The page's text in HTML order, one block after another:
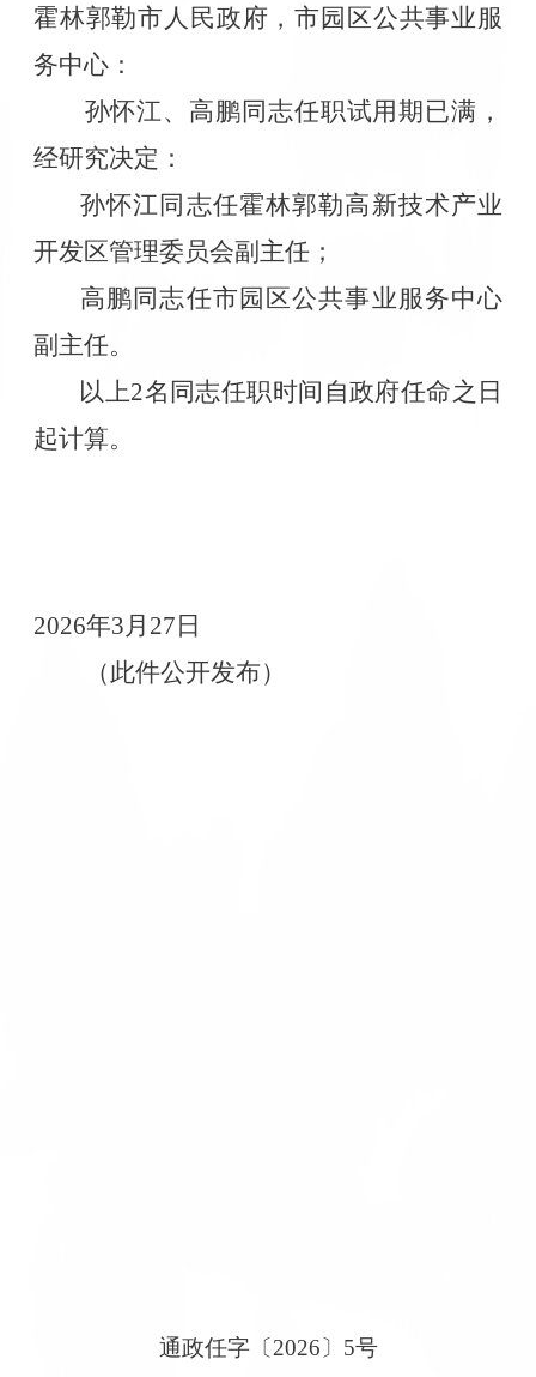
霍林郭勒市人民政府，市园区公共事业服
务中心：
孙怀江、高鹏同志任职试用期已满，
经研究决定：
孙怀江同志任霍林郭勒高新技术产业
开发区管理委员会副主任；
高鹏同志任市园区公共事业服务中心
副主任。
以上2名同志任职时间自政府任命之日
起计算。
2026年3 月 27 日
（此件公开发布）
通政任字〔2026〕 5号